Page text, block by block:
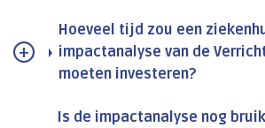
Hoeveel tijd zou een
impactanalyse van de
moeten investeren?
Is de impactanalyse nog